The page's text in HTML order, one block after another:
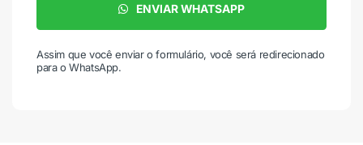
ENVIAR WHATSAPP
Assim que você enviar o formulário, você será redirecionado
para o WhatsApp.